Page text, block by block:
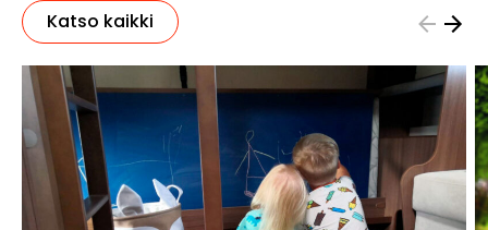
Katso kaikki